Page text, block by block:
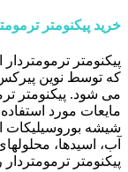
خرید پیکنومتر
پیکنومتر
که توسط نوین
می شود. پیکنومتر
مایعات مورد
شیشه بوروسیلیکات
آب، اسیدها،
پیکنومتر